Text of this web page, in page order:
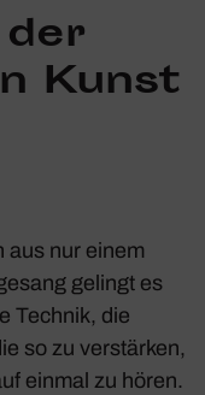
Kunst
aus nur einem
gelingt es
Technik, die
so zu verstärken,
einmal zu hören.